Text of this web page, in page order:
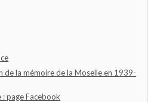
de la mémoire de la Moselle en 1939-
page Facebook